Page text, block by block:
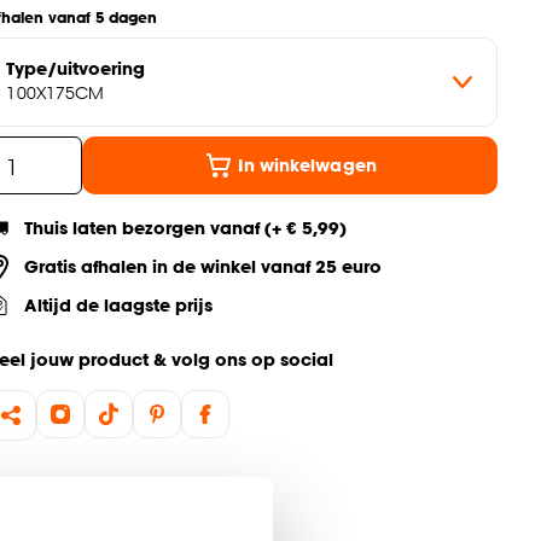
vanaf 5 dagen
Type/uitvoering
100X175CM
In winkelwagen
Thuis laten bezorgen vanaf (+ € 5,99)
Gratis afhalen in de winkel vanaf 25 euro
Altijd de laagste prijs
jouw product & volg ons op social